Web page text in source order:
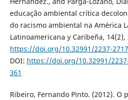
educação ambiental crítica
do racismo ambiental na América
Latinoamericana y Caribeña, 14(2),
https://doi.org/10.32991/2237-
DOI: https://doi.org/10.32991/
361
Ribeiro, Fernando Pinto. (2012). O